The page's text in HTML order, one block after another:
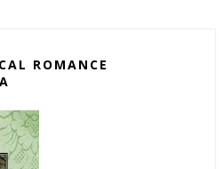
ROMANCE